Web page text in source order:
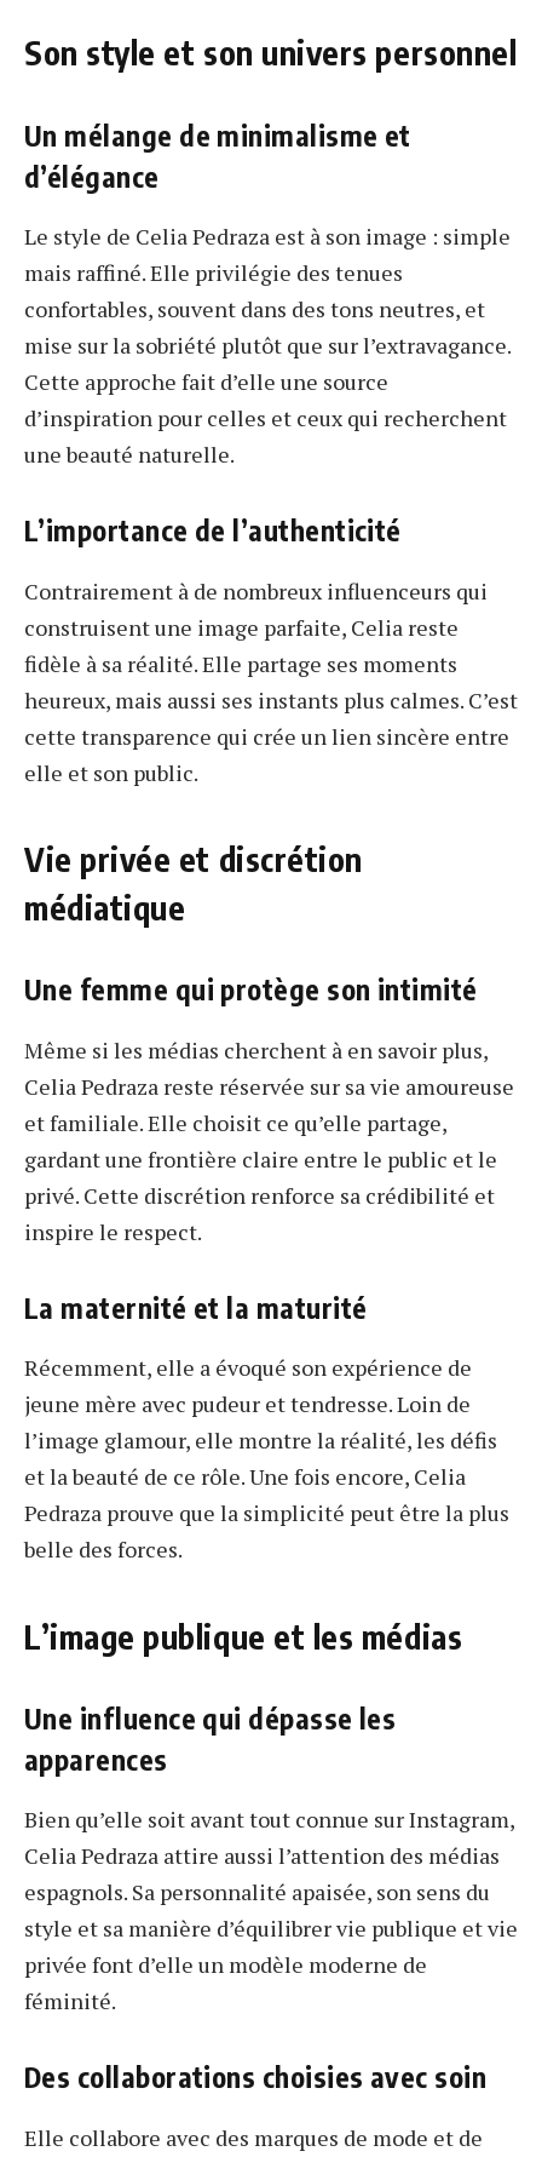
Son style et son univers personnel
Un mélange de minimalisme et
d’élégance
Le style de Celia Pedraza est à son image : simple
mais raffiné. Elle privilégie des tenues
confortables, souvent dans des tons neutres, et
mise sur la sobriété plutôt que sur l’extravagance.
Cette approche fait d’elle une source
d’inspiration pour celles et ceux qui recherchent
une beauté naturelle.
L’importance de l’authenticité
Contrairement à de nombreux influenceurs qui
construisent une image parfaite, Celia reste
fidèle à sa réalité. Elle partage ses moments
heureux, mais aussi ses instants plus calmes. C’est
cette transparence qui crée un lien sincère entre
elle et son public.
Vie privée et discrétion
médiatique
Une femme qui protège son intimité
Même si les médias cherchent à en savoir plus,
Celia Pedraza reste réservée sur sa vie amoureuse
et familiale. Elle choisit ce qu’elle partage,
gardant une frontière claire entre le public et le
privé. Cette discrétion renforce sa crédibilité et
inspire le respect.
La maternité et la maturité
Récemment, elle a évoqué son expérience de
jeune mère avec pudeur et tendresse. Loin de
l’image glamour, elle montre la réalité, les défis
et la beauté de ce rôle. Une fois encore, Celia
Pedraza prouve que la simplicité peut être la plus
belle des forces.
L’image publique et les médias
Une influence qui dépasse les
apparences
Bien qu’elle soit avant tout connue sur Instagram,
Celia Pedraza attire aussi l’attention des médias
espagnols. Sa personnalité apaisée, son sens du
style et sa manière d’équilibrer vie publique et vie
privée font d’elle un modèle moderne de
féminité.
Des collaborations choisies avec soin
Elle collabore avec des marques de mode et de